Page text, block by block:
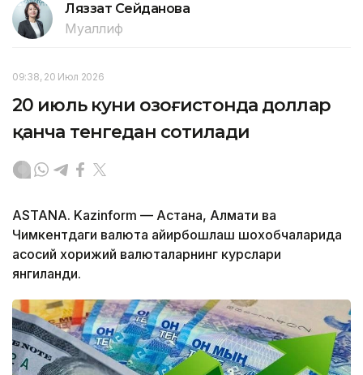
Ляззат Сейданова
Муаллиф
09:38, 20 Июл 2026
20 июль куни Қозоғистонда доллар
қанча тенгедан сотилади
ASTANA. Kazinform — Астана, Алмати ва
Чимкентдаги валюта айирбошлаш шохобчаларида
асосий хорижий валюталарнинг курслари
янгиланди.